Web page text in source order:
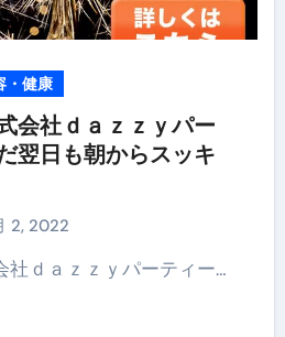
・健康
会社ｄａｚｚｙパー
翌日も朝からスッキ
2, 2022
会社ｄａｚｚｙパーティー…